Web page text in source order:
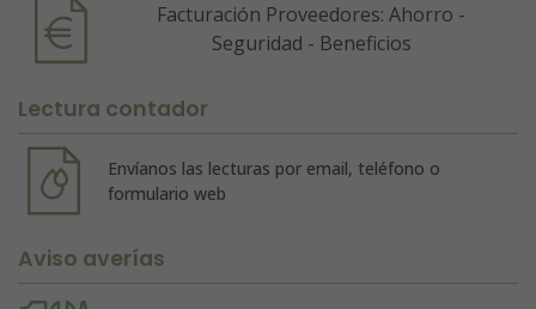
Facturación Proveedores: Ahorro -
Seguridad - Beneficios
Lectura contador
Envíanos las lecturas por email, teléfono o
formulario web
Aviso averías